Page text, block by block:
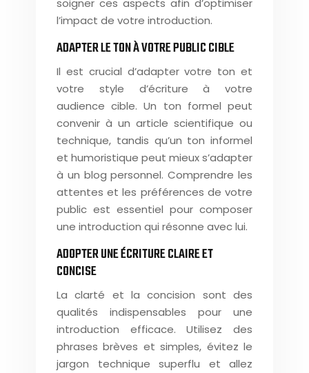
soigner ces aspects afin d’optimiser
l’impact de votre introduction.
ADAPTER LE TON À VOTRE PUBLIC CIBLE
Il est crucial d’adapter votre ton et
votre style d’écriture à votre
audience cible. Un ton formel peut
convenir à un article scientifique ou
technique, tandis qu’un ton informel
et humoristique peut mieux s’adapter
à un blog personnel. Comprendre les
attentes et les préférences de votre
public est essentiel pour composer
une introduction qui résonne avec lui.
ADOPTER UNE ÉCRITURE CLAIRE ET
CONCISE
La clarté et la concision sont des
qualités indispensables pour une
introduction efficace. Utilisez des
phrases brèves et simples, évitez le
jargon technique superflu et allez